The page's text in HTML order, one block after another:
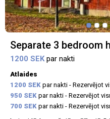
Separate 3 bedroom
1200 SEK par nakti
Atlaides
1200 SEK par nakti - Rezervējot
950 SEK par nakti - Rezervējot
700 SEK par nakti - Rezervējot